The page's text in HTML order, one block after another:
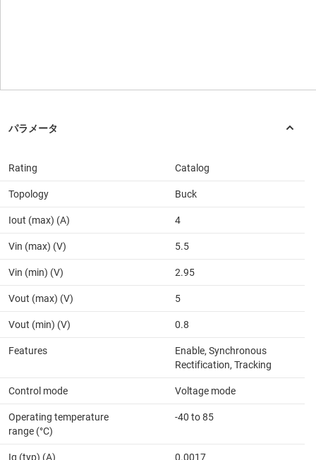
Rating Catalog
Topology Buck
Iout (max) (A) 4
Vin (max) (V) 5.5
Vin (min) (V) 2.95
Vout (max) (V) 5
Vout (min) (V) 0.8
Features
Enable, Synchronous
Rectification, Tracking
Control mode Voltage mode
Operating temperature
range (°C)
-40 to 85
Iq (typ) (A) 0.0017